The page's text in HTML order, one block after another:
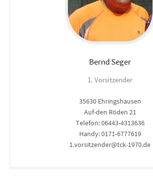
Bernd Seger
1. Vorsitzender
35630 Ehringshausen
Auf-den Röden 21
Telefon: 06443-4313636
Handy: 0171-6777619
1.vorsitzender@tck-1970.de